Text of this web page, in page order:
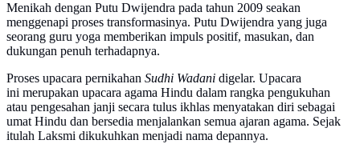
Menikah dengan Putu Dwijendra pada tahun 2009 seakan
menggenapi proses transformasinya. Putu Dwijendra yang juga
seorang guru yoga memberikan impuls positif, masukan, dan
dukungan penuh terhadapnya.
Proses upacara pernikahan Sudhi Wadani digelar. Upacara
ini merupakan upacara agama Hindu dalam rangka pengukuhan
atau pengesahan janji secara tulus ikhlas menyatakan diri sebagai
umat Hindu dan bersedia menjalankan semua ajaran agama. Sejak
itulah Laksmi dikukuhkan menjadi nama depannya.